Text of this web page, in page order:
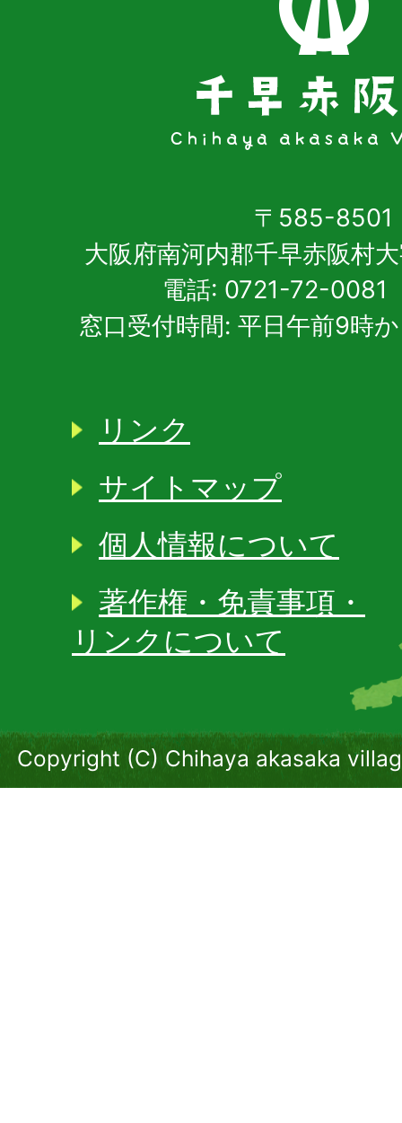
〒585-8501
大阪府南河内郡千早赤阪村
電話: 0721-72-0081
窓口受付時間: 平日午前9時
リンク
サイトマップ
個人情報について
著作権・免責事項・
リンクについて
Copyright (C) Chihaya akasaka